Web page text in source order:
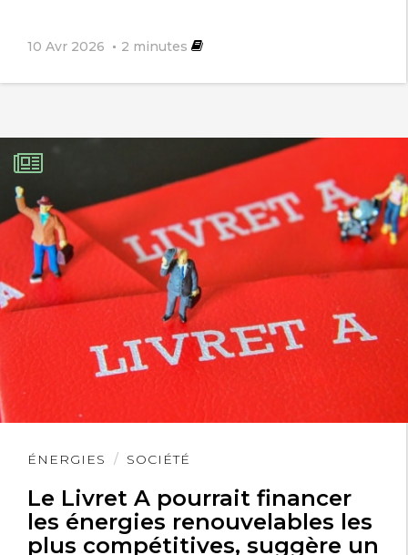
10 Avr 2026 2 minutes
ÉNERGIES SOCIÉTÉ
Le Livret A pourrait financer
les énergies renouvelables les
plus compétitives, suggère un
Lire